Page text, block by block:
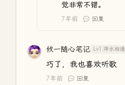
觉非常不错。
7年前 回复
攸一随心笔记 Lv1.萍水相逢
巧了，我也喜欢听歌
7年前 回复